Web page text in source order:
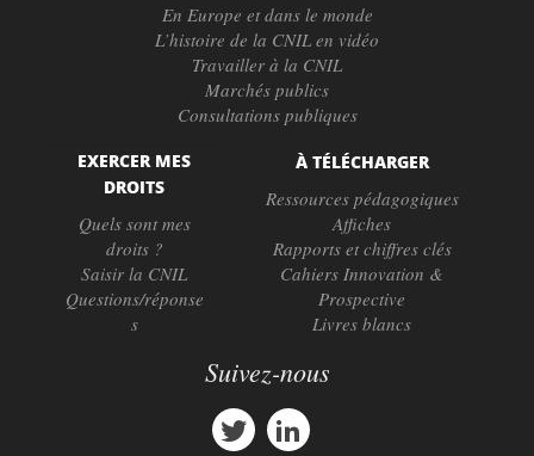
En Europe et dans le monde
L’histoire de la CNIL en vidéo
Travailler à la CNIL
Marchés publics
Consultations publiques
EXERCER MES
DROITS
Quels sont mes
droits ?
Saisir la CNIL
Questions/réponse
s
À TÉLÉCHARGER
Ressources pédagogiques
Affiches
Rapports et chiffres clés
Cahiers Innovation &
Prospective
Livres blancs
Suivez-nous